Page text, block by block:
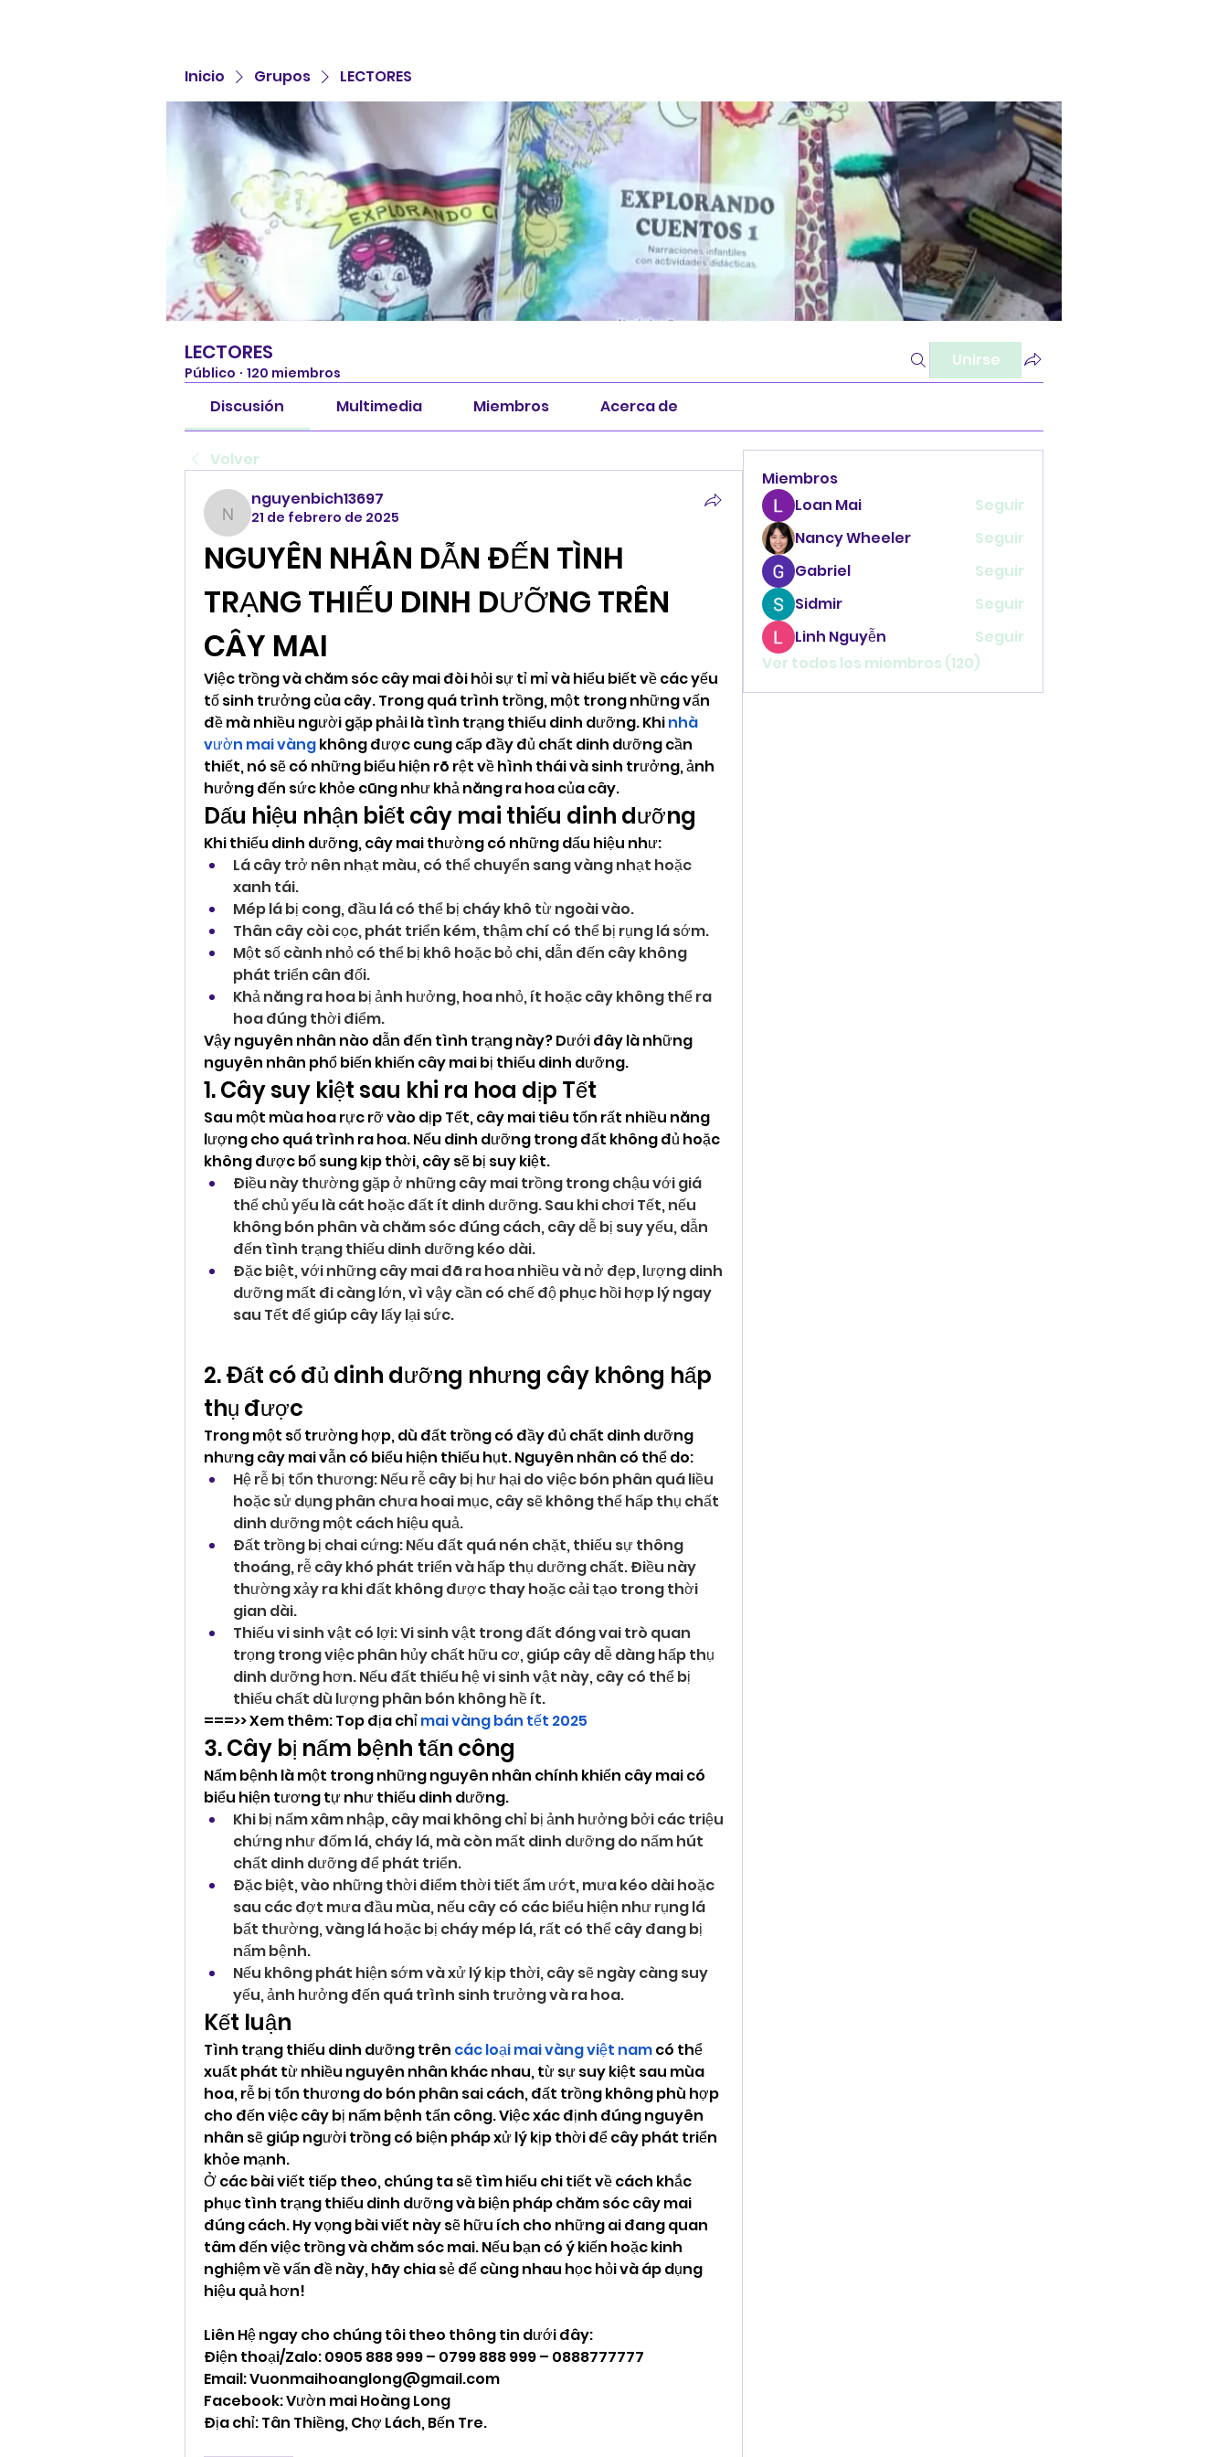
Inicio Grupos LECTORES
LECTORES
Público · 120 miembros
Unirse
Discusión Multimedia Miembros Acerca de
Volver
nguyenbich13697
nguyenbich13697
21 de febrero de 2025
NGUYÊN NHÂN DẪN ĐẾN TÌNH
TRẠNG THIẾU DINH DƯỠNG TRÊN
CÂY MAI
Việc trồng và chăm sóc cây mai đòi hỏi sự tỉ mỉ và hiểu biết về các yếu
tố sinh trưởng của cây. Trong quá trình trồng, một trong những vấn
đề mà nhiều người gặp phải là tình trạng thiếu dinh dưỡng. Khi nhà
vườn mai vàng không được cung cấp đầy đủ chất dinh dưỡng cần
thiết, nó sẽ có những biểu hiện rõ rệt về hình thái và sinh trưởng, ảnh
hưởng đến sức khỏe cũng như khả năng ra hoa của cây.
Dấu hiệu nhận biết cây mai thiếu dinh dưỡng
Khi thiếu dinh dưỡng, cây mai thường có những dấu hiệu như:
Lá cây trở nên nhạt màu, có thể chuyển sang vàng nhạt hoặc
xanh tái.
Mép lá bị cong, đầu lá có thể bị cháy khô từ ngoài vào.
Thân cây còi cọc, phát triển kém, thậm chí có thể bị rụng lá sớm.
Một số cành nhỏ có thể bị khô hoặc bỏ chi, dẫn đến cây không
phát triển cân đối.
Khả năng ra hoa bị ảnh hưởng, hoa nhỏ, ít hoặc cây không thể ra
hoa đúng thời điểm.
Vậy nguyên nhân nào dẫn đến tình trạng này? Dưới đây là những
nguyên nhân phổ biến khiến cây mai bị thiếu dinh dưỡng.
1. Cây suy kiệt sau khi ra hoa dịp Tết
Sau một mùa hoa rực rỡ vào dịp Tết, cây mai tiêu tốn rất nhiều năng
lượng cho quá trình ra hoa. Nếu dinh dưỡng trong đất không đủ hoặc
không được bổ sung kịp thời, cây sẽ bị suy kiệt.
Điều này thường gặp ở những cây mai trồng trong chậu với giá
thể chủ yếu là cát hoặc đất ít dinh dưỡng. Sau khi chơi Tết, nếu
không bón phân và chăm sóc đúng cách, cây dễ bị suy yếu, dẫn
đến tình trạng thiếu dinh dưỡng kéo dài.
Đặc biệt, với những cây mai đã ra hoa nhiều và nở đẹp, lượng dinh
dưỡng mất đi càng lớn, vì vậy cần có chế độ phục hồi hợp lý ngay
sau Tết để giúp cây lấy lại sức.
2. Đất có đủ dinh dưỡng nhưng cây không hấp
thụ được
Trong một số trường hợp, dù đất trồng có đầy đủ chất dinh dưỡng
nhưng cây mai vẫn có biểu hiện thiếu hụt. Nguyên nhân có thể do:
Hệ rễ bị tổn thương: Nếu rễ cây bị hư hại do việc bón phân quá liều
hoặc sử dụng phân chưa hoai mục, cây sẽ không thể hấp thụ chất
dinh dưỡng một cách hiệu quả.
Đất trồng bị chai cứng: Nếu đất quá nén chặt, thiếu sự thông
thoáng, rễ cây khó phát triển và hấp thụ dưỡng chất. Điều này
thường xảy ra khi đất không được thay hoặc cải tạo trong thời
gian dài.
Thiếu vi sinh vật có lợi: Vi sinh vật trong đất đóng vai trò quan
trọng trong việc phân hủy chất hữu cơ, giúp cây dễ dàng hấp thụ
dinh dưỡng hơn. Nếu đất thiếu hệ vi sinh vật này, cây có thể bị
thiếu chất dù lượng phân bón không hề ít.
===>> Xem thêm: Top địa chỉ mai vàng bán tết 2025
3. Cây bị nấm bệnh tấn công
Nấm bệnh là một trong những nguyên nhân chính khiến cây mai có
biểu hiện tương tự như thiếu dinh dưỡng.
Khi bị nấm xâm nhập, cây mai không chỉ bị ảnh hưởng bởi các triệu
chứng như đốm lá, cháy lá, mà còn mất dinh dưỡng do nấm hút
chất dinh dưỡng để phát triển.
Đặc biệt, vào những thời điểm thời tiết ẩm ướt, mưa kéo dài hoặc
sau các đợt mưa đầu mùa, nếu cây có các biểu hiện như rụng lá
bất thường, vàng lá hoặc bị cháy mép lá, rất có thể cây đang bị
nấm bệnh.
Nếu không phát hiện sớm và xử lý kịp thời, cây sẽ ngày càng suy
yếu, ảnh hưởng đến quá trình sinh trưởng và ra hoa.
Kết luận
Tình trạng thiếu dinh dưỡng trên các loại mai vàng việt nam có thể
xuất phát từ nhiều nguyên nhân khác nhau, từ sự suy kiệt sau mùa
hoa, rễ bị tổn thương do bón phân sai cách, đất trồng không phù hợp
cho đến việc cây bị nấm bệnh tấn công. Việc xác định đúng nguyên
nhân sẽ giúp người trồng có biện pháp xử lý kịp thời để cây phát triển
khỏe mạnh.
Ở các bài viết tiếp theo, chúng ta sẽ tìm hiểu chi tiết về cách khắc
phục tình trạng thiếu dinh dưỡng và biện pháp chăm sóc cây mai
đúng cách. Hy vọng bài viết này sẽ hữu ích cho những ai đang quan
tâm đến việc trồng và chăm sóc mai. Nếu bạn có ý kiến hoặc kinh
nghiệm về vấn đề này, hãy chia sẻ để cùng nhau học hỏi và áp dụng
hiệu quả hơn!
Liên Hệ ngay cho chúng tôi theo thông tin dưới đây:
Điện thoại/Zalo: 0905 888 999 – 0799 888 999 – 0888777777
Email: Vuonmaihoanglong@gmail.com
Facebook: Vườn mai Hoàng Long
Địa chỉ: Tân Thiềng, Chợ Lách, Bến Tre.
Miembros
Loan Mai
Seguir
Nancy Wheeler
Seguir
Gabriel
Seguir
Sidmir
Seguir
Linh Nguyễn
Seguir
Ver todos los miembros (120)